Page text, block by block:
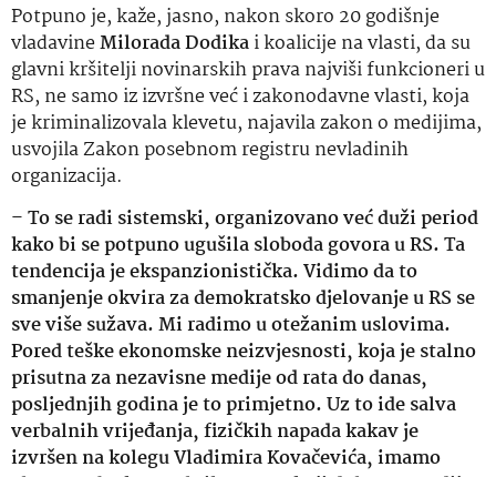
Potpuno je, kaže, jasno, nakon skoro 20 godišnje
vladavineMilorada Dodikai koalicije na vlasti, da su
glavni kršitelji novinarskih prava najviši funkcioneri u
RS, ne samo iz izvršne već i zakonodavne vlasti, koja
je kriminalizovala klevetu, najavila zakon o medijima,
usvojila Zakon posebnom registru nevladinih
organizacija.
–To se radi sistemski, organizovano već duži period
kako bi se potpuno ugušila sloboda govora u RS. Ta
tendencija je ekspanzionistička. Vidimo da to
smanjenje okvira za demokratsko djelovanje u RS se
sve više sužava. Mi radimo u otežanim uslovima.
Pored teške ekonomske neizvjesnosti, koja je stalno
prisutna za nezavisne medije od rata do danas,
posljednjih godina je to primjetno. Uz to ide salva
verbalnih vrijeđanja, fizičkih napada kakav je
izvršen na kolegu Vladimira Kovačevića, imamo